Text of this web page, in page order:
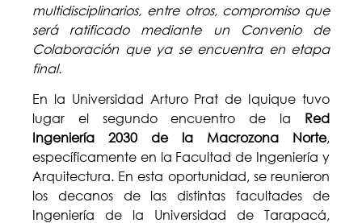
multidisciplinarios, entre otros, compromiso que
será ratificado mediante un Convenio de
Colaboración que ya se encuentra en etapa
final.
En la Universidad Arturo Prat de Iquique tuvo
lugar el segundo encuentro de la Red
Ingeniería 2030 de la Macrozona Norte,
específicamente en la Facultad de Ingeniería y
Arquitectura. En esta oportunidad, se reunieron
los decanos de las distintas facultades de
Ingeniería de la Universidad de Tarapacá,